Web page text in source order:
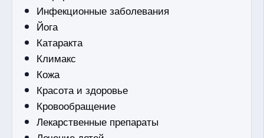
Инфекционные заболевания
Йога
Катаракта
Климакс
Кожа
Красота и здоровье
Кровообращение
Лекарственные препараты